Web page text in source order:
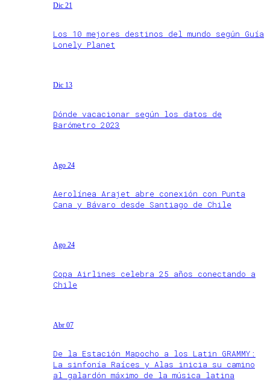
Dic 21
Los 10 mejores destinos del mundo según Guía
Lonely Planet
Dic 13
Dónde vacacionar según los datos de
Barómetro 2023
Ago 24
Aerolínea Arajet abre conexión con Punta
Cana y Bávaro desde Santiago de Chile
Ago 24
Copa Airlines celebra 25 años conectando a
Chile
Abr 07
De la Estación Mapocho a los Latin GRAMMY:
La sinfonía Raíces y Alas inicia su camino
al galardón máximo de la música latina